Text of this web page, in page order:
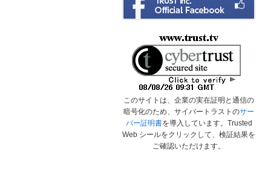
このサイトは、企業の実在証明と通信の
暗号化のため、サイバートラストのサー
バー証明書を導入しています。Trusted
Web シールをクリックして、検証結果を
ご確認いただけます。